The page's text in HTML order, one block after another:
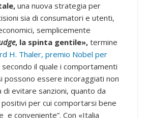
una nuova strategia per
sia di consumatori e utenti,
semplicemente
, la spinta gentile», termine
H. Thaler, premio Nobel per
secondo il quale i comportamenti
possono essere incoraggiati non
di evitare sanzioni, quanto da
per cui comportarsi bene
e conveniente”. Con «Italia